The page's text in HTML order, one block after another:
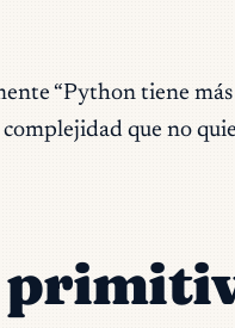
“Python tiene
que no